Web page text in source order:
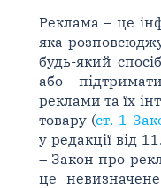
Реклама – це
яка
будь-який
або
реклами та їх
товару (ст. 1
у редакції від
– Закон про
це